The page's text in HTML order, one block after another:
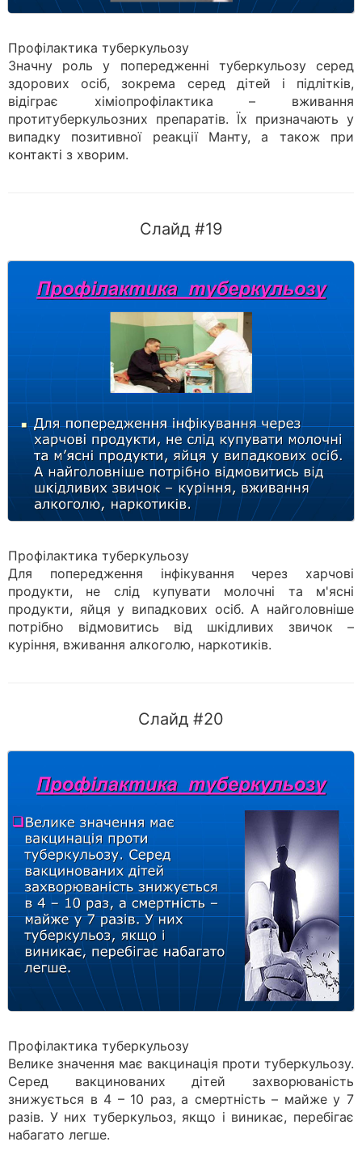
Профілактика туберкульозу
Значну роль у попередженні туберкульозу серед
здорових осіб, зокрема серед дітей і підлітків,
відіграє хіміопрофілактика – вживання
протитуберкульозних препаратів. Їх призначають у
випадку позитивної реакції Манту, а також при
контакті з хворим.
Слайд #19
Профілактика туберкульозу
Для попередження інфікування через харчові
продукти, не слід купувати молочні та м'ясні
продукти, яйця у випадкових осіб. А найголовніше
потрібно відмовитись від шкідливих звичок –
куріння, вживання алкоголю, наркотиків.
Слайд #20
Профілактика туберкульозу
Велике значення має вакцинація проти туберкульозу.
Серед вакцинованих дітей захворюваність
знижується в 4 – 10 раз, а смертність – майже у 7
разів. У них туберкульоз, якщо і виникає, перебігає
набагато легше.